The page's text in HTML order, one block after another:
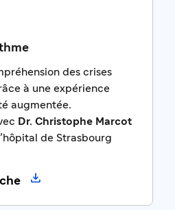
des crises
à une expérience
augmentée.
Dr. Christophe Marcot
de Strasbourg
